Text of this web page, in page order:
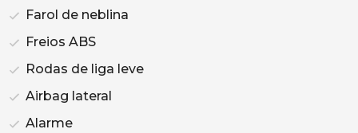
Farol de neblina
Freios ABS
Rodas de liga leve
Airbag lateral
Alarme